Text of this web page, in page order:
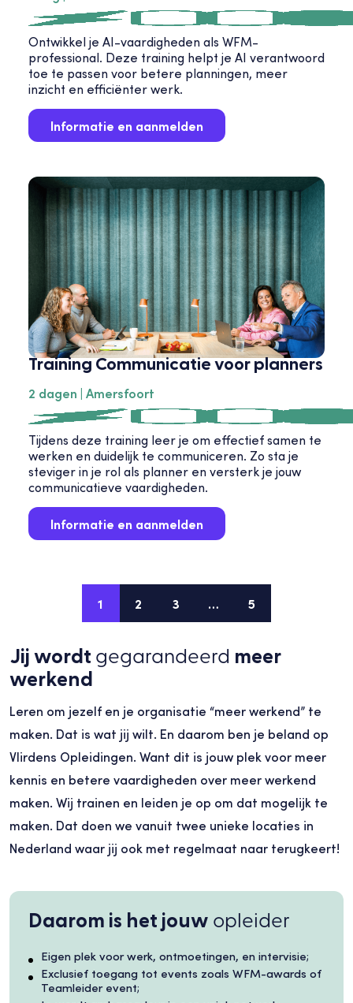
Ontwikkel je AI-vaardigheden als WFM-
professional. Deze training helpt je AI verantwoord
toe te passen voor betere planningen, meer
inzicht en efficiënter werk.
Informatie en aanmelden
Training Communicatie voor planners
2 dagen | Amersfoort
Tijdens deze training leer je om effectief samen te
werken en duidelijk te communiceren. Zo sta je
steviger in je rol als planner en versterk je jouw
communicatieve vaardigheden.
Informatie en aanmelden
1 2 3 … 5
Jij wordt gegarandeerd meer
werkend
Leren om jezelf en je organisatie “meer werkend” te
maken. Dat is wat jij wilt. En daarom ben je beland op
Vlirdens Opleidingen. Want dit is jouw plek voor meer
kennis en betere vaardigheden over meer werkend
maken. Wij trainen en leiden je op om dat mogelijk te
maken. Dat doen we vanuit twee unieke locaties in
Nederland waar jij ook met regelmaat naar terugkeert!
Daarom is het jouw opleider
Eigen plek voor werk, ontmoetingen, en intervisie;
Exclusief toegang tot events zoals WFM-awards of
Teamleider event;